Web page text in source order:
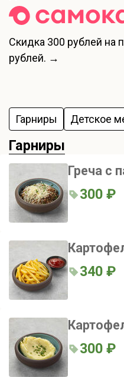
Скидка 300 рублей на
рублей. →
Гарниры Детское
Гарниры
Греча с
300 ₽
340 ₽
300 ₽